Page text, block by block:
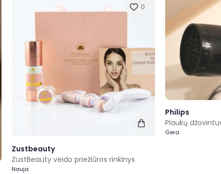
0
Zustbeauty
ZustBeauty veido priežiūros rinkinys
Nauja
Philips
Plaukų
Gera